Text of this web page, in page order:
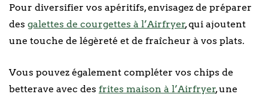
Pour diversifier vos apéritifs, envisagez de préparer
des galettes de courgettes à l’Airfryer, qui ajoutent
une touche de légèreté et de fraîcheur à vos plats.
Vous pouvez également compléter vos chips de
betterave avec des frites maison à l’Airfryer, une